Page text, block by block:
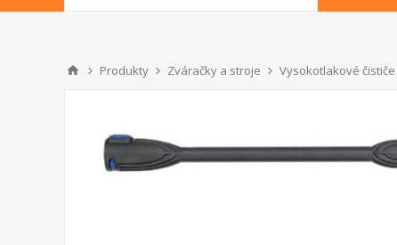
Produkty Zváračky a stroje Vysokotlakové čističe